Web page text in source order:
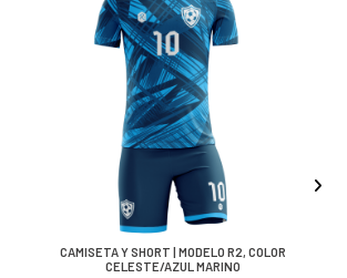
CAMISETA Y SHORT | MODELO R2, COLOR
CELESTE/AZUL MARINO